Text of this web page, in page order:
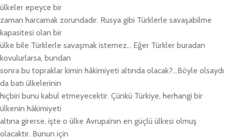
ülkeler epeyce bir
zaman harcamak zorundadır. Rusya gibi Türklerle savaşabilme
kapasitesi olan bir
ülke bile Türklerle savaşmak istemez… Eğer Türkler buradan
kovulurlarsa, bundan
sonra bu topraklar kimin hâkimiyeti altında olacak?…Böyle olsaydı
da batı ülkelerinin
hiçbiri bunu kabul etmeyecektir. Çünkü Türkiye, herhangi bir
ülkenin hâkimiyeti
altına girerse, işte o ülke Avrupa’nın en güçlü ülkesi olmuş
olacaktır. Bunun için